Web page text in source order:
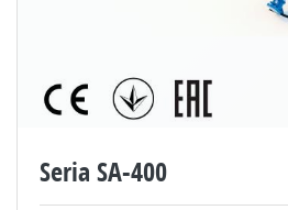
Seria SA-400